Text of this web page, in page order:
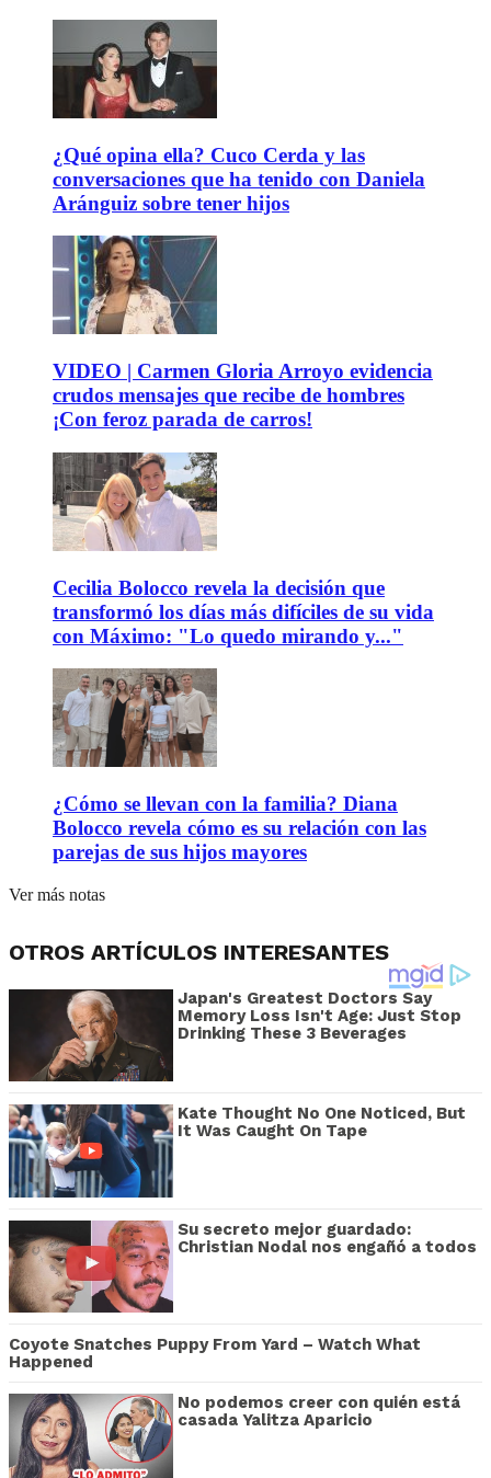
¿Qué opina ella? Cuco Cerda y las
conversaciones que ha tenido con Daniela
Aránguiz sobre tener hijos
VIDEO | Carmen Gloria Arroyo evidencia
crudos mensajes que recibe de hombres
¡Con feroz parada de carros!
Cecilia Bolocco revela la decisión que
transformó los días más difíciles de su vida
con Máximo: "Lo quedo mirando y..."
¿Cómo se llevan con la familia? Diana
Bolocco revela cómo es su relación con las
parejas de sus hijos mayores
Ver más notas
OTROS ARTÍCULOS INTERESANTES
Japan's Greatest Doctors Say
Memory Loss Isn't Age: Just Stop
Drinking These 3 Beverages
Kate Thought No One Noticed, But
It Was Caught On Tape
Su secreto mejor guardado:
Christian Nodal nos engañó a todos
Coyote Snatches Puppy From Yard – Watch What
Happened
No podemos creer con quién está
casada Yalitza Aparicio